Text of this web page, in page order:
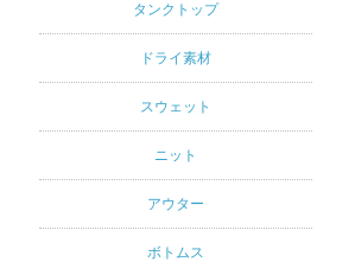
ツを中心と
したカジュ
アルスタイ
ルブランド
専門通販
タンクトップ
ドライ素材
スウェット
ニット
アウター
ボトムス